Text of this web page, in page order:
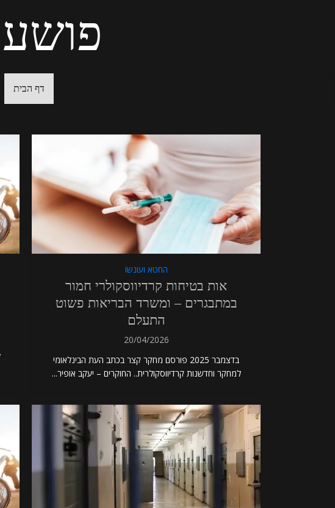
דף הבית
החטא ועונשו
אות בטיחות קרדיווסקולרי חמור
במתבגרים – ומשרד הבריאות פשוט
התעלם
20/04/2026
בדצמבר 2025 פורסם מחקר קצר בכתב העת הבינלאומי
למחקר וחדשנות קרדיווסקולרית.. החוקרים – יעקב אופיר...